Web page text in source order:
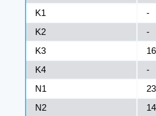
K1
-
K2
-
K3
16
K4
-
N1
23
N2
14